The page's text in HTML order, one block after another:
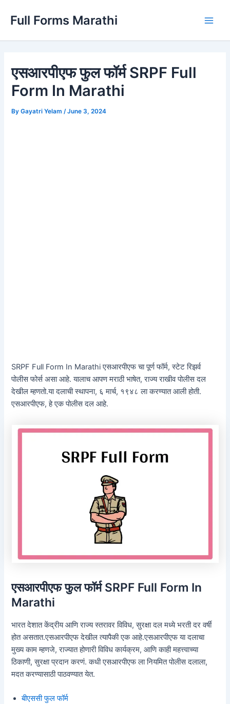
Full Forms Marathi
एसआरपीएफ फुल फॉर्म SRPF Full
Form In Marathi
ByGayatri Yelam /June 3, 2024
SRPF Full Form In Marathi एसआरपीएफ चा पूर्ण फॉर्म, स्टेट रिझर्व
पोलीस फोर्स असा आहे. यालाच आपण मराठी भाषेत, राज्य राखीव पोलीस दल
देखील म्हणतो.या दलाची स्थापना, ६ मार्च, १९४८ ला करण्यात आली होती.
एसआरपीएफ, हे एक पोलीस दल आहे.
एसआरपीएफ फुल फॉर्म SRPF Full Form In
Marathi
भारत देशात केंद्रीय आणि राज्य स्तरावर विविध, सुरक्षा दल मध्ये भरती दर वर्षी
होत असतात.एसआरपीएफ देखील त्यापैकी एक आहे.एसआरपीएफ या दलाचा
मुख्य काम म्हणजे, राज्यात होणारी विविध कार्यक्रम, आणि काही महत्त्वाच्या
ठिकाणी, सुरक्षा प्रदान करणं. कधी एसआरपीएफ ला नियमित पोलीस दलाला,
मदत करण्यासाठी पाठवण्यात येत.
बीएससी फुल फॉर्म